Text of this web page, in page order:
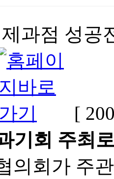
과점 성공
[
기회 주최
의회가 주